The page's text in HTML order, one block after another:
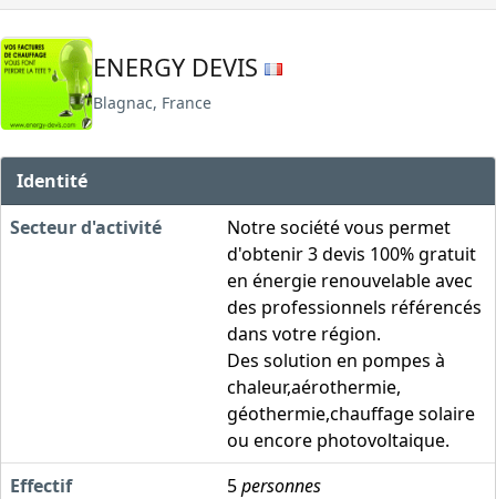
ENERGY DEVIS
Blagnac, France
Identité
Secteur d'activité
Notre société vous permet
d'obtenir 3 devis 100% gratuit
en énergie renouvelable avec
des professionnels référencés
dans votre région.
Des solution en pompes à
chaleur,aérothermie,
géothermie,chauffage solaire
ou encore photovoltaique.
Effectif
5personnes